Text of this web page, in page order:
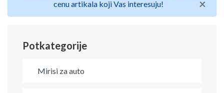
cenu artikala koji Vas interesuju!
×
Potkategorije
Mirisi za auto